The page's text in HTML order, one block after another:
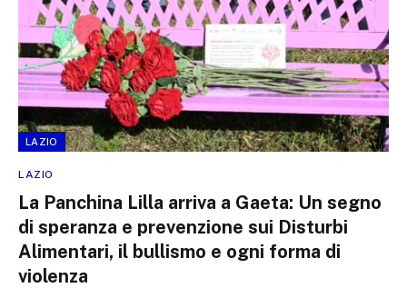
LAZIO
LAZIO
La Panchina Lilla arriva a Gaeta: Un segno
di speranza e prevenzione sui Disturbi
Alimentari, il bullismo e ogni forma di
violenza